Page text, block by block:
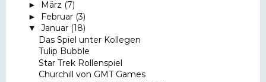
► März (7)
► Februar (3)
▼ Januar (18)
Das Spiel unter Kollegen
Tulip Bubble
Star Trek Rollenspiel
Churchill von GMT Games